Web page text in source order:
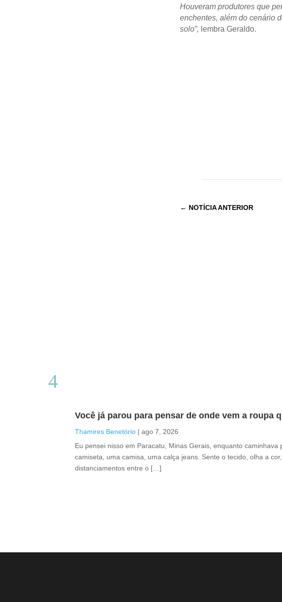
Houveram produtores que
enchentes, além do cenário
solo”, lembra Geraldo.
← NOTÍCIA ANTERIOR
Você já parou para pensar de onde vem a roupa
Thamires Benetório | ago 7, 2026
Eu pensei nisso em Paracatu, Minas Gerais, enquanto
camiseta, uma camisa, uma calça jeans. Sente o tecido, olha a
distanciamentos entre o […]